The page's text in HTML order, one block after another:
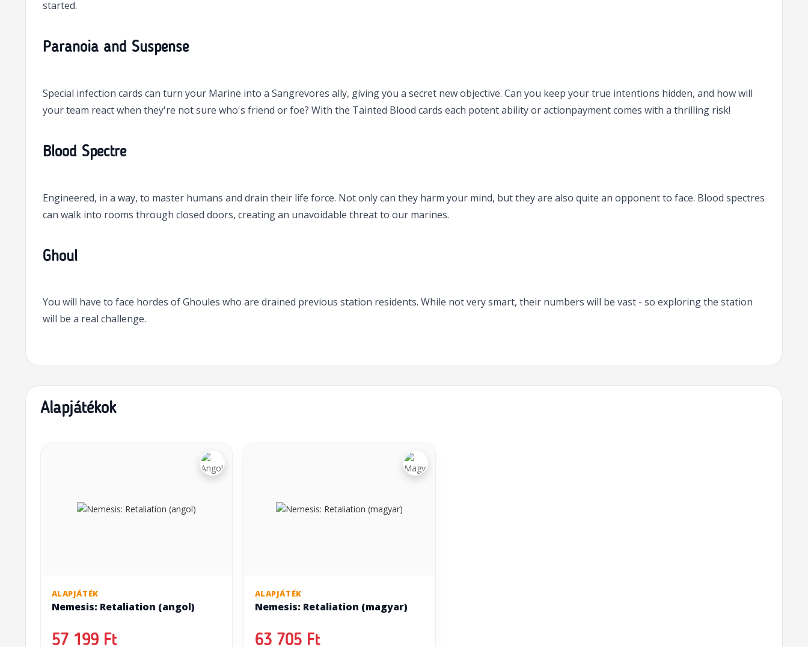
started.
Paranoia and Suspense
Special infection cards can turn your Marine into a Sangrevores ally, giving you a secret new objective. Can you keep your true intentions hidden, and how will
your team react when they're not sure who's friend or foe? With the Tainted Blood cards each potent ability or actionpayment comes with a thrilling risk!
Blood Spectre
Engineered, in a way, to master humans and drain their life force. Not only can they harm your mind, but they are also quite an opponent to face. Blood spectres
can walk into rooms through closed doors, creating an unavoidable threat to our marines.
Ghoul
You will have to face hordes of Ghoules who are drained previous station residents. While not very smart, their numbers will be vast - so exploring the station
will be a real challenge.
Alapjátékok
ALAPJÁTÉK
Nemesis: Retaliation (angol)
57 199 Ft
ALAPJÁTÉK
Nemesis: Retaliation (magyar)
63 705 Ft